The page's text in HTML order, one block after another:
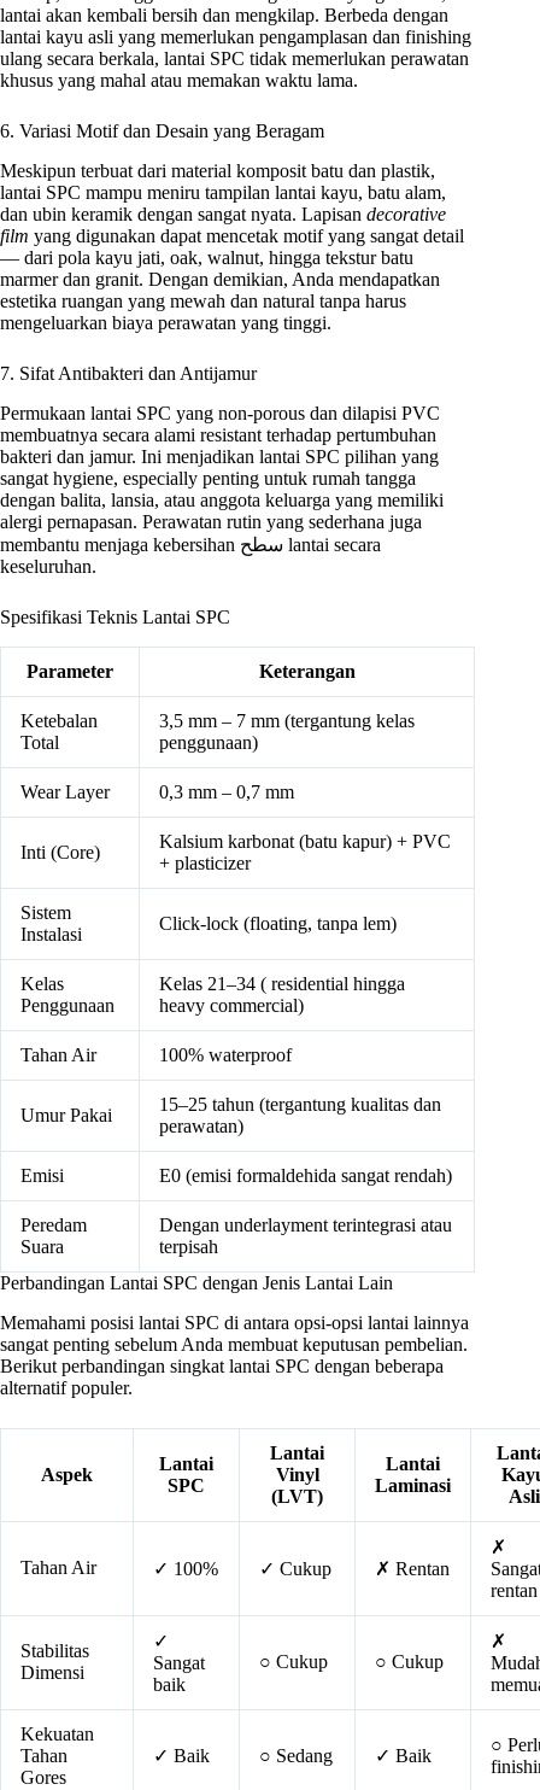
lantai akan kembali bersih dan mengkilap. Berbeda dengan
lantai kayu asli yang memerlukan pengamplasan dan finishing
ulang secara berkala, lantai SPC tidak memerlukan perawatan
khusus yang mahal atau memakan waktu lama.
6. Variasi Motif dan Desain yang Beragam
Meskipun terbuat dari material komposit batu dan plastik,
lantai SPC mampu meniru tampilan lantai kayu, batu alam,
dan ubin keramik dengan sangat nyata. Lapisan decorative
film yang digunakan dapat mencetak motif yang sangat detail
— dari pola kayu jati, oak, walnut, hingga tekstur batu
marmer dan granit. Dengan demikian, Anda mendapatkan
estetika ruangan yang mewah dan natural tanpa harus
mengeluarkan biaya perawatan yang tinggi.
7. Sifat Antibakteri dan Antijamur
Permukaan lantai SPC yang non-porous dan dilapisi PVC
membuatnya secara alami resistant terhadap pertumbuhan
bakteri dan jamur. Ini menjadikan lantai SPC pilihan yang
sangat hygiene, especially penting untuk rumah tangga
dengan balita, lansia, atau anggota keluarga yang memiliki
alergi pernapasan. Perawatan rutin yang sederhana juga
membantu menjaga kebersihan سطح lantai secara
keseluruhan.
Spesifikasi Teknis Lantai SPC
Parameter Keterangan
Ketebalan
Total
3,5 mm – 7 mm (tergantung kelas
penggunaan)
Wear Layer 0,3 mm – 0,7 mm
Inti (Core)
Kalsium karbonat (batu kapur) + PVC
+ plasticizer
Sistem
Instalasi
Click-lock (floating, tanpa lem)
Kelas
Penggunaan
Kelas 21–34 ( residential hingga
heavy commercial)
Tahan Air 100% waterproof
Umur Pakai
15–25 tahun (tergantung kualitas dan
perawatan)
Emisi E0 (emisi formaldehida sangat rendah)
Peredam
Suara
Dengan underlayment terintegrasi atau
terpisah
Perbandingan Lantai SPC dengan Jenis Lantai Lain
Memahami posisi lantai SPC di antara opsi-opsi lantai lainnya
sangat penting sebelum Anda membuat keputusan pembelian.
Berikut perbandingan singkat lantai SPC dengan beberapa
alternatif populer.
Aspek
Lantai
SPC
Lantai
Vinyl
(LVT)
Lantai
Laminasi
Asli
Tahan Air ✓ 100% ✓ Cukup ✗ Rentan
✗
rentan
Stabilitas
Dimensi
✓
Sangat
baik
○ Cukup ○ Cukup
✗
Kekuatan
Tahan
Gores
✓ Baik ○ Sedang ✓ Baik
○